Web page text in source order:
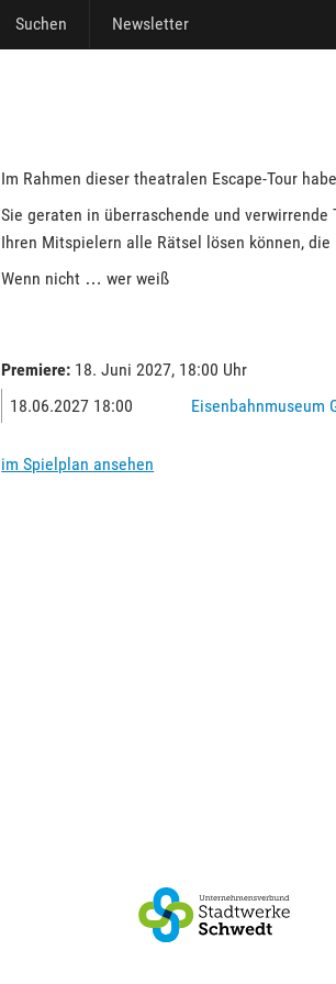
Suchen Newsletter
Im Rahmen dieser theatralen Escape-Tour
Sie geraten in überraschende und
Ihren Mitspielern alle Rätsel lösen können,
Wenn nicht … wer weiß
Premiere: 18. Juni 2027, 18:00 Uhr
18.06.2027 18:00
Eisenbahnmuseum
im Spielplan ansehen